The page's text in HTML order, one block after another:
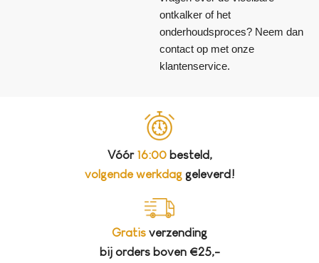
ontkalker of het
onderhoudsproces? Neem dan
contact op met onze
klantenservice.
Vóór 16:00besteld,
volgende werkdaggeleverd!
Gratis verzending
bij orders boven €25,-